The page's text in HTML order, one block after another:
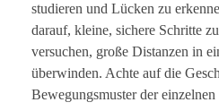
studieren und Lücken zu
darauf, kleine, sichere Schritte
versuchen, große Distanzen in
überwinden. Achte auf die
Bewegungsmuster der